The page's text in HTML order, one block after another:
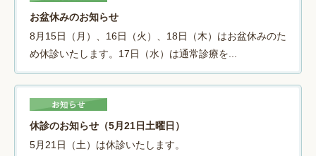
お盆休みのお知らせ
8月15日（月）、16日（火）、18日（木）はお盆休みのた
め休診いたします。17日（水）は通常診療を...
休診のお知らせ（5月21日土曜日）
5月21日（土）は休診いたします。